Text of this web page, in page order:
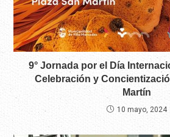
9° Jornada por el Día
Celebración y
Martín
10 mayo, 2024